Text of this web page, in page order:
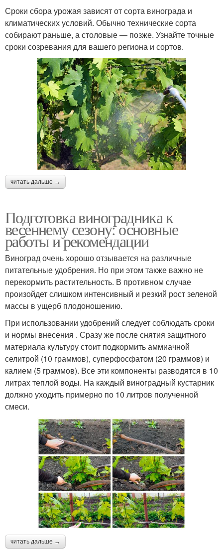
Сроки сбора урожая зависят от сорта винограда и
климатических условий. Обычно технические сорта
собирают раньше, а столовые — позже. Узнайте точные
сроки созревания для вашего региона и сортов.
читать дальше →
Подготовка виноградника к
весеннему сезону: основные
работы и рекомендации
Виноград очень хорошо отзывается на различные
питательные удобрения. Но при этом также важно не
перекормить растительность. В противном случае
произойдет слишком интенсивный и резкий рост зеленой
массы в ущерб плодоношению.
При использовании удобрений следует соблюдать сроки
и нормы внесения . Сразу же после снятия защитного
материала культуру стоит подкормить аммиачной
селитрой (10 граммов), суперфосфатом (20 граммов) и
калием (5 граммов). Все эти компоненты разводятся в 10
литрах теплой воды. На каждый виноградный кустарник
должно уходить примерно по 10 литров полученной
смеси.
читать дальше →